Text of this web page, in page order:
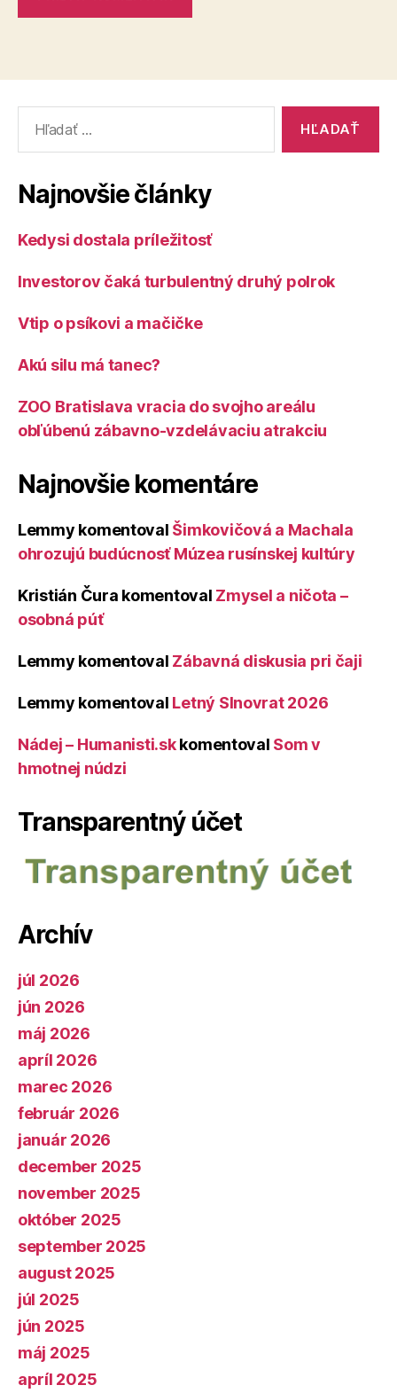
Najnovšie články
Kedysi dostala príležitosť
Investorov čaká turbulentný druhý polrok
Vtip o psíkovi a mačičke
Akú silu má tanec?
ZOO Bratislava vracia do svojho areálu
obľúbenú zábavno-vzdelávaciu atrakciu
Najnovšie komentáre
Lemmy komentoval Šimkovičová a Machala
ohrozujú budúcnosť Múzea rusínskej kultúry
Kristián Čura komentoval Zmysel a ničota –
osobná púť
Lemmy komentoval Zábavná diskusia pri čaji
Lemmy komentoval Letný Slnovrat 2026
Nádej – Humanisti.skkomentoval Som v
hmotnej núdzi
Transparentný účet
Archív
júl 2026
jún 2026
máj 2026
apríl 2026
marec 2026
február 2026
január 2026
december 2025
november 2025
október 2025
september 2025
august 2025
júl 2025
jún 2025
máj 2025
apríl 2025